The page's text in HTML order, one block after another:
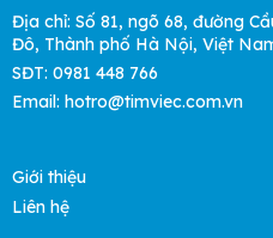
Địa chỉ: Số 81, ngõ 68, đường
Đô, Thành phố Hà Nội, Việt
SĐT: 0981 448 766
Email: hotro@timviec.com.vn
Giới thiệu
Liên hệ